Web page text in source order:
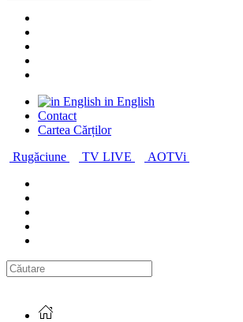
in English
Contact
Cartea Cărților
Rugăciune
TV LIVE AOTVi